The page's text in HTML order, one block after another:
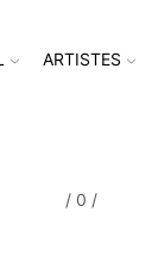
ARTISTES
/ 0 /